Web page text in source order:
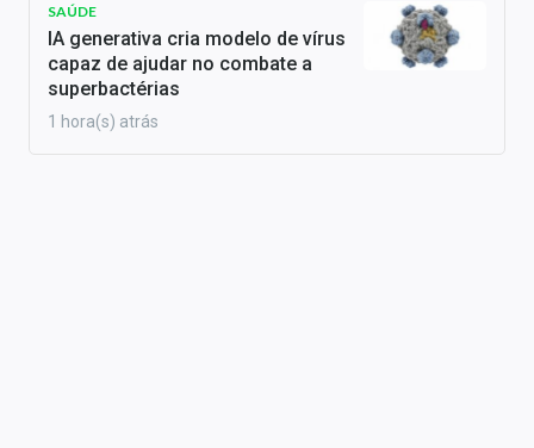
SAÚDE
IA generativa cria modelo de vírus
capaz de ajudar no combate a
superbactérias
1 hora(s) atrás